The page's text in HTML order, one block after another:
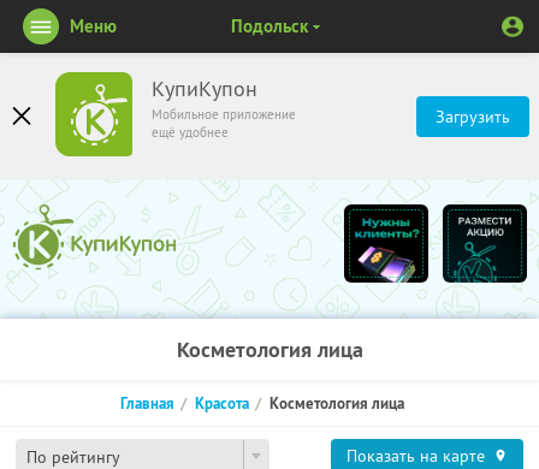
КупиКупон
Мобильное приложение
ещё удобнее
Загрузить
Меню Подольск
Косметология лица
По рейтингу
Главная Красота Косметология лица
Показать на карте